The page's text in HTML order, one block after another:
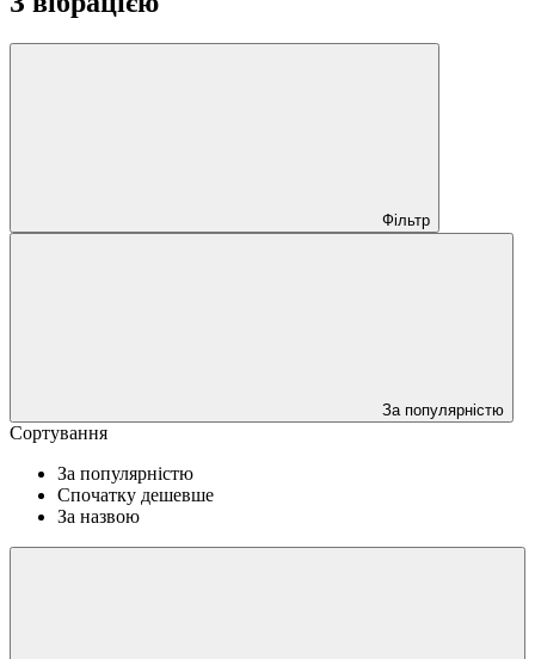
Фільтр
За популярністю
Сортування
За популярністю
Спочатку дешевше
За назвою